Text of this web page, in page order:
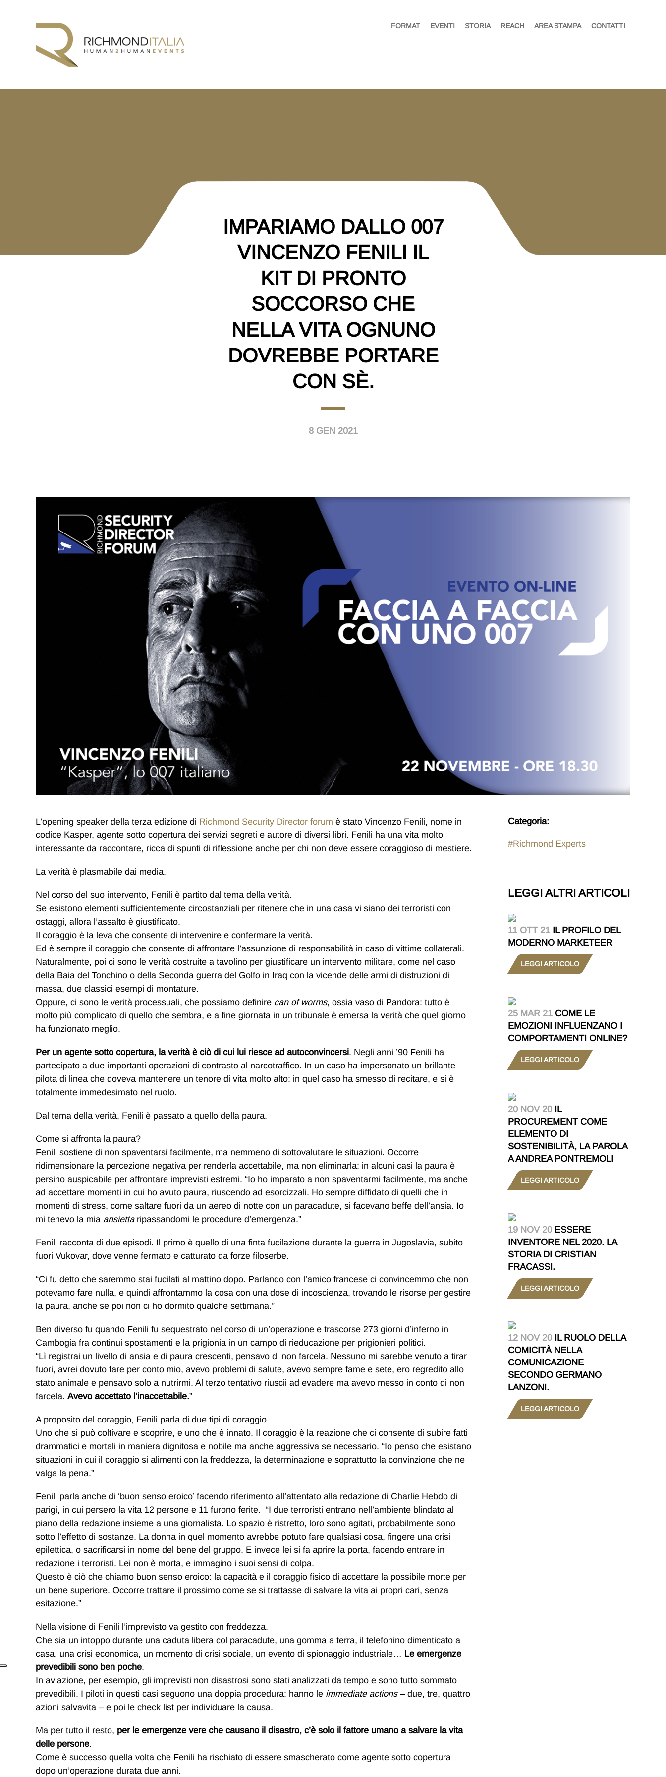
FORMAT EVENTI STORIA REACH AREA STAMPA CONTATTI
IMPARIAMO DALLO 007
VINCENZO FENILI IL
KIT DI PRONTO
SOCCORSO CHE
NELLA VITA OGNUNO
DOVREBBE PORTARE
CON SÈ.
8 GEN 2021
L’opening speaker della terza edizione di Richmond Security Director forum è stato Vincenzo Fenili, nome in
codice Kasper, agente sotto copertura dei servizi segreti e autore di diversi libri. Fenili ha una vita molto
interessante da raccontare, ricca di spunti di riflessione anche per chi non deve essere coraggioso di mestiere.
La verità è plasmabile dai media.
Nel corso del suo intervento, Fenili è partito dal tema della verità.
Se esistono elementi sufficientemente circostanziali per ritenere che in una casa vi siano dei terroristi con
ostaggi, allora l’assalto è giustificato.
Il coraggio è la leva che consente di intervenire e confermare la verità.
Ed è sempre il coraggio che consente di affrontare l’assunzione di responsabilità in caso di vittime collaterali.
Naturalmente, poi ci sono le verità costruite a tavolino per giustificare un intervento militare, come nel caso
della Baia del Tonchino o della Seconda guerra del Golfo in Iraq con la vicende delle armi di distruzioni di
massa, due classici esempi di montature.
Oppure, ci sono le verità processuali, che possiamo definire can of worms, ossia vaso di Pandora: tutto è
molto più complicato di quello che sembra, e a fine giornata in un tribunale è emersa la verità che quel giorno
ha funzionato meglio.
Per un agente sotto copertura, la verità è ciò di cui lui riesce ad autoconvincersi. Negli anni ’90 Fenili ha
partecipato a due importanti operazioni di contrasto al narcotraffico. In un caso ha impersonato un brillante
pilota di linea che doveva mantenere un tenore di vita molto alto: in quel caso ha smesso di recitare, e si è
totalmente immedesimato nel ruolo.
Dal tema della verità, Fenili è passato a quello della paura.
Come si affronta la paura?
Fenili sostiene di non spaventarsi facilmente, ma nemmeno di sottovalutare le situazioni. Occorre
ridimensionare la percezione negativa per renderla accettabile, ma non eliminarla: in alcuni casi la paura è
persino auspicabile per affrontare imprevisti estremi. “Io ho imparato a non spaventarmi facilmente, ma anche
ad accettare momenti in cui ho avuto paura, riuscendo ad esorcizzali. Ho sempre diffidato di quelli che in
momenti di stress, come saltare fuori da un aereo di notte con un paracadute, si facevano beffe dell’ansia. Io
mi tenevo la mia ansiettaripassandomi le procedure d’emergenza.”
Fenili racconta di due episodi. Il primo è quello di una finta fucilazione durante la guerra in Jugoslavia, subito
fuori Vukovar, dove venne fermato e catturato da forze filoserbe.
“Ci fu detto che saremmo stai fucilati al mattino dopo. Parlando con l’amico francese ci convincemmo che non
potevamo fare nulla, e quindi affrontammo la cosa con una dose di incoscienza, trovando le risorse per gestire
la paura, anche se poi non ci ho dormito qualche settimana.”
Ben diverso fu quando Fenili fu sequestrato nel corso di un’operazione e trascorse 273 giorni d’inferno in
Cambogia fra continui spostamenti e la prigionia in un campo di rieducazione per prigionieri politici.
“Lì registrai un livello di ansia e di paura crescenti, pensavo di non farcela. Nessuno mi sarebbe venuto a tirar
fuori, avrei dovuto fare per conto mio, avevo problemi di salute, avevo sempre fame e sete, ero regredito allo
stato animale e pensavo solo a nutrirmi. Al terzo tentativo riuscii ad evadere ma avevo messo in conto di non
farcela. Avevo accettato l’inaccettabile.”
A proposito del coraggio, Fenili parla di due tipi di coraggio.
Uno che si può coltivare e scoprire, e uno che è innato. Il coraggio è la reazione che ci consente di subire fatti
drammatici e mortali in maniera dignitosa e nobile ma anche aggressiva se necessario. “Io penso che esistano
situazioni in cui il coraggio si alimenti con la freddezza, la determinazione e soprattutto la convinzione che ne
valga la pena.”
Fenili parla anche di ‘buon senso eroico’ facendo riferimento all’attentato alla redazione di Charlie Hebdo di
parigi, in cui persero la vita 12 persone e 11 furono ferite. “I due terroristi entrano nell’ambiente blindato al
piano della redazione insieme a una giornalista. Lo spazio è ristretto, loro sono agitati, probabilmente sono
sotto l’effetto di sostanze. La donna in quel momento avrebbe potuto fare qualsiasi cosa, fingere una crisi
epilettica, o sacrificarsi in nome del bene del gruppo. E invece lei si fa aprire la porta, facendo entrare in
redazione i terroristi. Lei non è morta, e immagino i suoi sensi di colpa.
Questo è ciò che chiamo buon senso eroico: la capacità e il coraggio fisico di accettare la possibile morte per
un bene superiore. Occorre trattare il prossimo come se si trattasse di salvare la vita ai propri cari, senza
esitazione.”
Nella visione di Fenili l’imprevisto va gestito con freddezza.
Che sia un intoppo durante una caduta libera col paracadute, una gomma a terra, il telefonino dimenticato a
casa, una crisi economica, un momento di crisi sociale, un evento di spionaggio industriale… Le emergenze
prevedibili sono ben poche.
In aviazione, per esempio, gli imprevisti non disastrosi sono stati analizzati da tempo e sono tutto sommato
prevedibili. I piloti in questi casi seguono una doppia procedura: hanno le immediate actions– due, tre, quattro
azioni salvavita – e poi le check list per individuare la causa.
Ma per tutto il resto, per le emergenze vere che causano il disastro, c’è solo il fattore umano a salvare la vita
delle persone.
Come è successo quella volta che Fenili ha rischiato di essere smascherato come agente sotto copertura
dopo un’operazione durata due anni.
Categoria:
#Richmond Experts
LEGGI ALTRI ARTICOLI
11 OTT 21 IL PROFILO DEL
MODERNO MARKETEER
LEGGI ARTICOLO
25 MAR 21 COME LE
EMOZIONI INFLUENZANO I
COMPORTAMENTI ONLINE?
LEGGI ARTICOLO
20 NOV 20 IL
PROCUREMENT COME
ELEMENTO DI
SOSTENIBILITÀ, LA PAROLA
A ANDREA PONTREMOLI
LEGGI ARTICOLO
19 NOV 20 ESSERE
INVENTORE NEL 2020. LA
STORIA DI CRISTIAN
FRACASSI.
LEGGI ARTICOLO
12 NOV 20 IL RUOLO DELLA
COMICITÀ NELLA
COMUNICAZIONE
SECONDO GERMANO
LANZONI.
LEGGI ARTICOLO